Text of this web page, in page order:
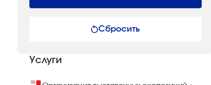
Сбросить
Услуги